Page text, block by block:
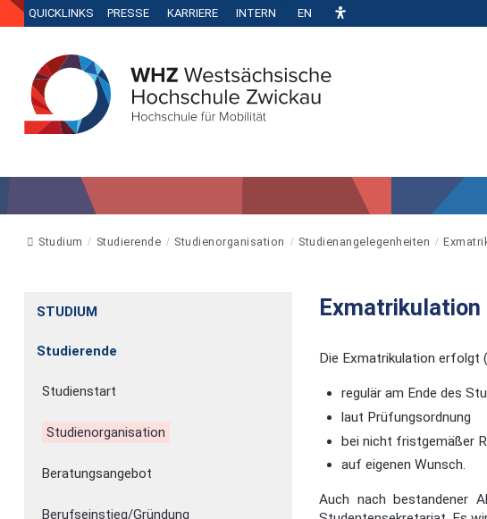
QUICKLINKS PRESSE KARRIERE INTERN EN
Studium Studierende Studienorganisation Studienangelegenheiten
STUDIUM
Studierende
Studienstart
Studienorganisation
Beratungsangebot
Berufseinstieg/Gründung
Exmatrikulation
Die Exmatrikulation erfolgt
regulär am Ende des
laut Prüfungsordnung
bei nicht fristgemäßer
auf eigenen Wunsch.
Auch nach bestandener